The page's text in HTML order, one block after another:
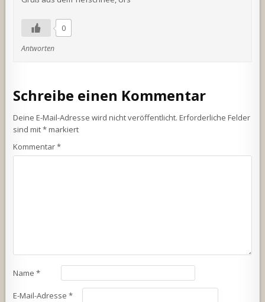
0
Antworten
Schreibe einen Kommentar
Deine E-Mail-Adresse wird nicht veröffentlicht. Erforderliche Felder
sind mit*markiert
Kommentar*
Name*
E-Mail-Adresse*